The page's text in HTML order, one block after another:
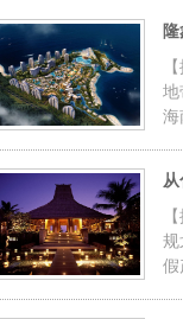
地
海
规
假